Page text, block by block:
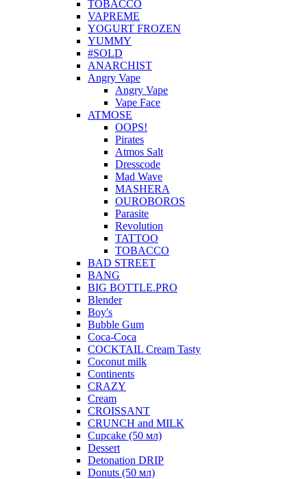
TOBACCO
VAPREME
YOGURT FROZEN
YUMMY
#SOLD
ANARCHIST
Angry Vape
Angry Vape
Vape Face
ATMOSE
OOPS!
Pirates
Atmos Salt
Dresscode
Mad Wave
MASHERA
OUROBOROS
Parasite
Revolution
TATTOO
TOBACCO
BAD STREET
BANG
BIG BOTTLE.PRO
Blender
Boy's
Bubble Gum
Coca-Coca
COCKTAIL Cream Tasty
Coconut milk
Continents
CRAZY
Cream
CROISSANT
CRUNCH and MILK
Cupcake (50 мл)
Dessert
Detonation DRIP
Donuts (50 мл)